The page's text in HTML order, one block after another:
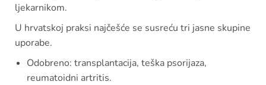
ljekarnikom.
U hrvatskoj praksi najčešće se susreću tri jasne skupine
uporabe.
Odobreno: transplantacija, teška psorijaza,
reumatoidni artritis.